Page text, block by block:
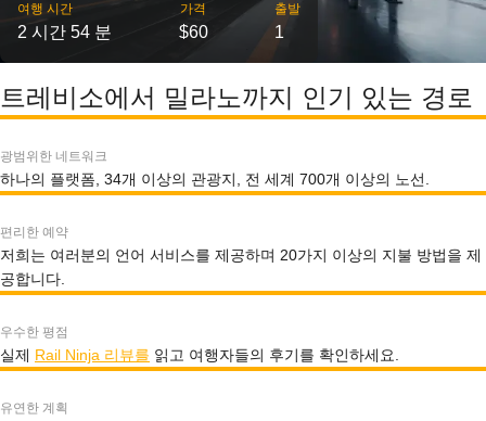
여행 시간
2 시간 54 분
가격
$60
출발
1
트레비소에서 밀라노까지 인기 있는 경로
광범위한 네트워크
하나의 플랫폼, 34개 이상의 관광지, 전 세계 700개 이상의 노선.
편리한 예약
저희는 여러분의 언어 서비스를 제공하며 20가지 이상의 지불 방법을 제
공합니다.
우수한 평점
실제 Rail Ninja 리뷰를 읽고 여행자들의 후기를 확인하세요.
유연한 계획